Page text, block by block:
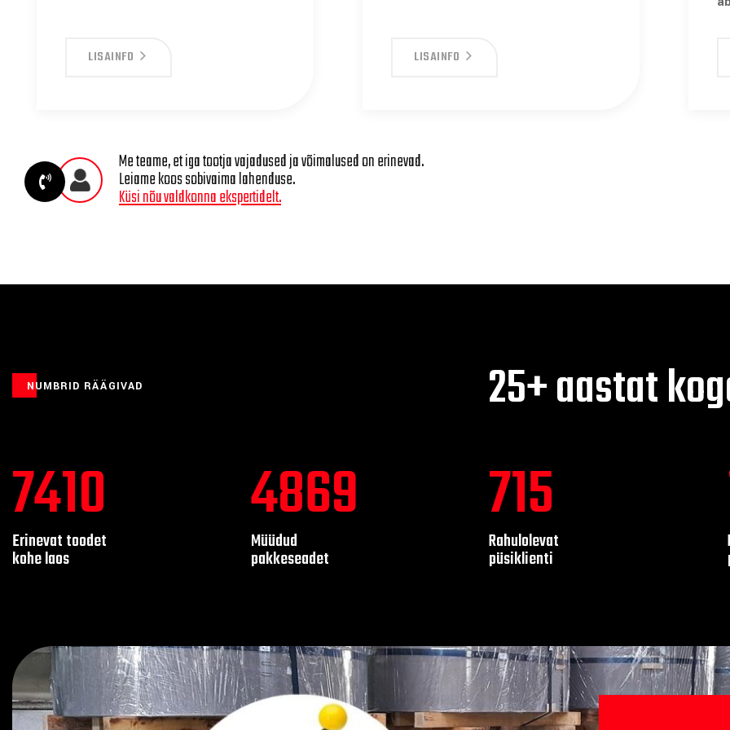
LISAINFO LISAINFO
Me teame, et iga tootja vajadused ja võimalused on erinevad.
Leiame koos sobivaima lahenduse.
Küsi nõu valdkonna ekspertidelt.
NUMBRID RÄÄGIVAD 25+ aastat
9073
Erinevat toodet
kohe laos
5945
Müüdud
pakkeseadet
880
Rahulolevat
püsiklienti